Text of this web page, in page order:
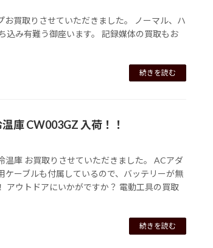
お買取りさせていただきました。 ノーマル、ハ
込み有難う御座います。 記録媒体の買取もお
続きを読む
庫 CW003GZ 入荷！！
温庫 お買取りさせていただきました。 ACアダ
ケーブルも付属しているので、バッテリーが無
アウトドアにいかがですか？ 電動工具の買取
続きを読む